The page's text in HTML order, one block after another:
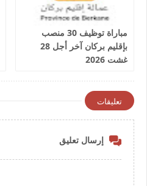
مباراة توظيف 30 منصب
بإقليم بركان آخر أجل 28
غشت 2026
تعليقات
إرسال تعليق